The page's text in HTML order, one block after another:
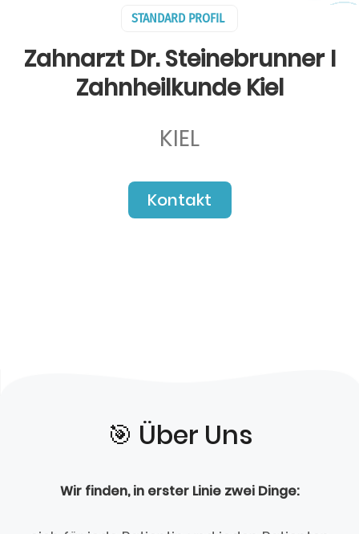
STANDARD PROFIL
Zahnarzt Dr. Steinebrunner I
Zahnheilkunde Kiel
KIEL
Kontakt
🎯️ Über Uns
Wir finden, in erster Linie zwei Dinge: